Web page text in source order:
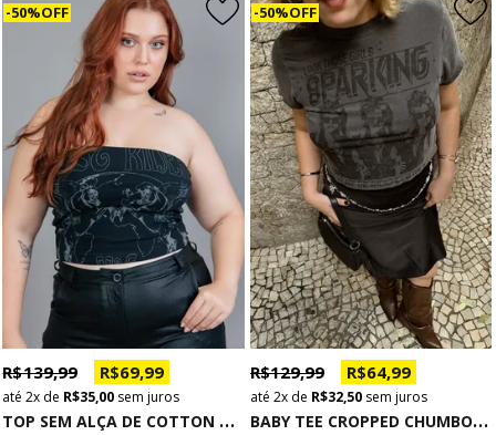
50% OFF
T
OP SEM ALÇA DE COTTON PRETO LOST RIDER
R$ 139,99 R$ 69,99
2x de R$ 35,00 sem juros
50% OFF
B
ABY TEE CROPPED CHUMBO SPARKING
R$ 129,99 R$ 64,99
2xde R$ 32,50sem juros